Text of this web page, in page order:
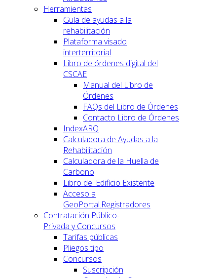
Herramientas
Guía de ayudas a la
rehabilitación
Plataforma visado
interterritorial
Libro de órdenes digital del
CSCAE
Manual del Libro de
Órdenes
FAQs del Libro de Órdenes
Contacto Libro de Órdenes
IndexARQ
Calculadora de Ayudas a la
Rehabilitación
Calculadora de la Huella de
Carbono
Libro del Edificio Existente
Acceso a
GeoPortal.Registradores
Contratación Público-
Privada y Concursos
Tarifas públicas
Pliegos tipo
Concursos
Suscripción